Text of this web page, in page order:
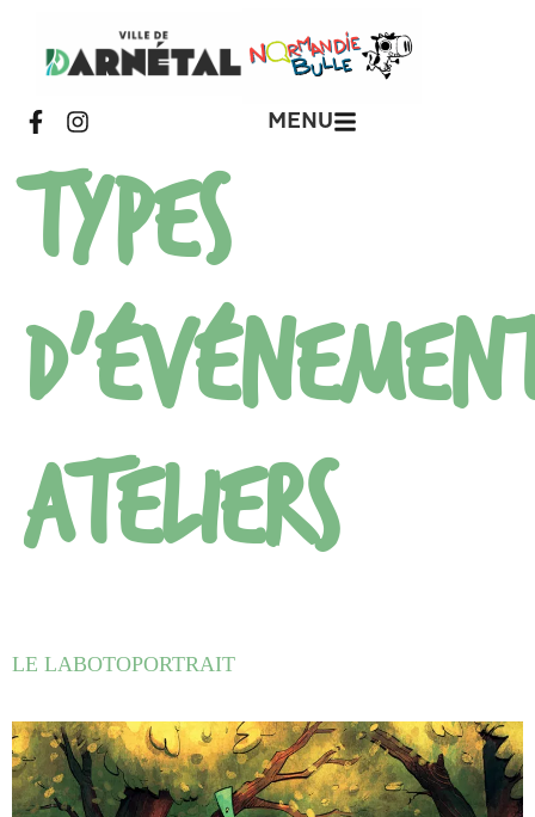
MENU
Types
Ateliers
LE LABOTOPORTRAIT